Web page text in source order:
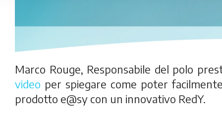
Marco Rouge, Responsabile del polo
video per spiegare come poter
prodotto e@sy con un innovativo RedY.